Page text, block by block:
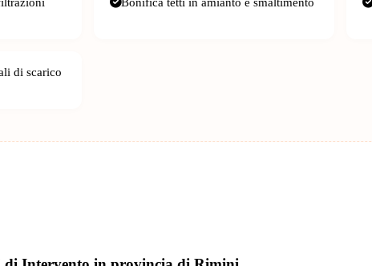
di scarico